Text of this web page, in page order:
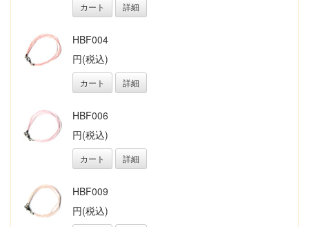
カート 詳細
HBF004
円(税込)
カート 詳細
HBF006
円(税込)
カート 詳細
HBF009
円(税込)